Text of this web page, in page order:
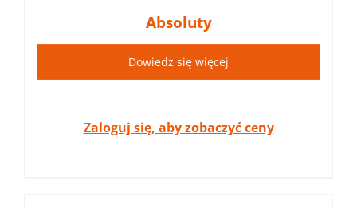
Absoluty
Dowiedz się więcej
Zaloguj się, aby zobaczyć ceny